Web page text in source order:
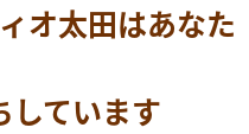
オ太田はあなた
しています